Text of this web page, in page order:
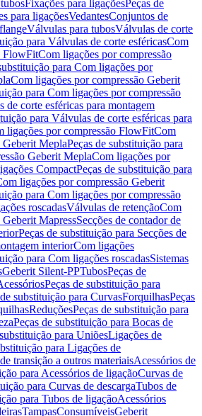
Fixações para ligaçõesPeças de
para ligaçõesVedantesConjuntos de
Válvulas para tubosVálvulas de corte
para Válvulas de corte esféricasCom
FlowFitCom ligações por compressão
para Com ligações por
Com ligações por compressão Geberit
para Com ligações por compressão
de corte esféricas para montagem
para Válvulas de corte esféricas para
ligações por compressão FlowFitCom
Geberit MeplaPeças de substituição para
Geberit MeplaCom ligações por
CompactPeças de substituição para
ligações por compressão Geberit
para Com ligações por compressão
roscadasVálvulas de retençãoCom
MapressSecções de contador de
Peças de substituição para Secções de
interiorCom ligações
para Com ligações roscadasSistemas
Geberit Silent-PPTubosPeças de
Peças de substituição para
substituição para CurvasForquilhasPeças
ReduçõesPeças de substituição para
Peças de substituição para Bocas de
para UniõesLigações de
para Ligações de
transição a outros materiaisAcessórios de
para Acessórios de ligaçãoCurvas de
para Curvas de descargaTubos de
para Tubos de ligaçãoAcessórios
TampasConsumíveisGeberit